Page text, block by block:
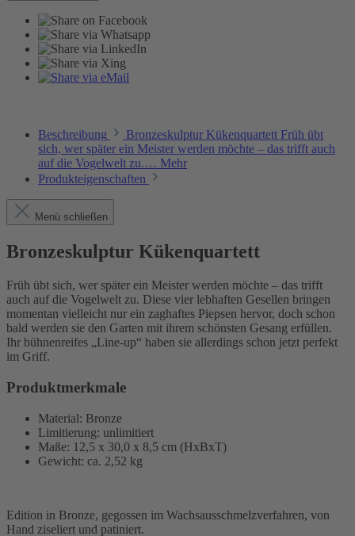
Beschreibung
Bronzeskulptur Kükenquartett Früh übt
sich, wer später ein Meister werden möchte – das trifft auch
auf die Vogelwelt zu.… Mehr
Produkteigenschaften
Menü schließen
Bronzeskulptur Kükenquartett
Früh übt sich, wer später ein Meister werden möchte – das trifft
auch auf die Vogelwelt zu. Diese vier lebhaften Gesellen bringen
momentan vielleicht nur ein zaghaftes Piepsen hervor, doch schon
bald werden sie den Garten mit ihrem schönsten Gesang erfüllen.
Ihr bühnenreifes „Line-up“ haben sie allerdings schon jetzt perfekt
im Griff.
Produktmerkmale
Material: Bronze
Limitierung: unlimitiert
Maße: 12,5 x 30,0 x 8,5 cm (HxBxT)
Gewicht: ca. 2,52 kg
Edition in Bronze, gegossen im Wachsausschmelzverfahren, von
Hand ziseliert und patiniert.